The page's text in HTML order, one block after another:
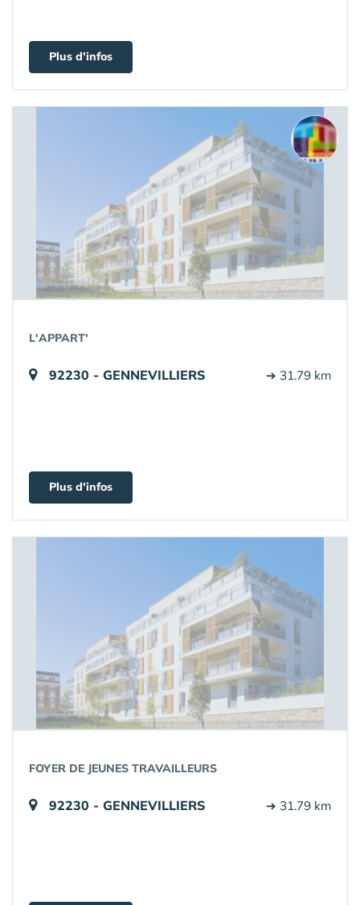
Plus d'infos
L'APPART'
92230 - GENNEVILLIERS ➔ 31.79 km
Plus d'infos
FOYER DE JEUNES TRAVAILLEURS
92230 - GENNEVILLIERS ➔ 31.79 km